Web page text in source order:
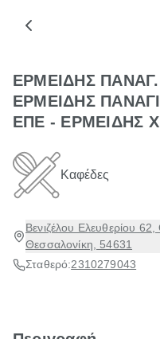
ΕΡΜΕΙΔΗΣ
ΕΡΜΕΙΔΗΣ
ΕΠΕ - ΕΡΜΕΙΔΗΣ
Καφέδες
Βενιζέλου Ελευθερίου
Θεσσαλονίκη, 54631
Σταθερό:2310279043